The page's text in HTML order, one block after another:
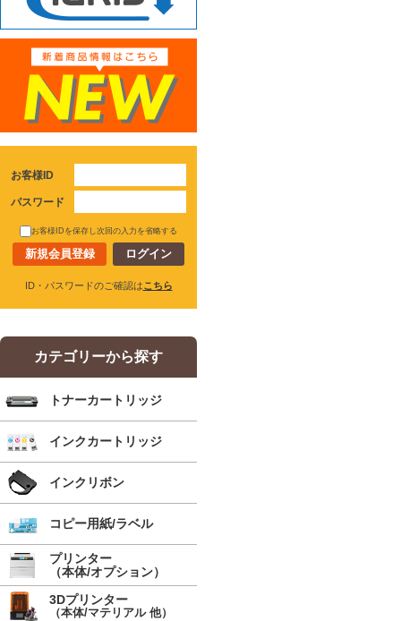
お客様ID
パスワード
お客様IDを保存し次回の入力を省略する
新規会員登録
ID・パスワードのご確認はこちら
カテゴリーから探す
トナーカートリッジ
インクカートリッジ
インクリボン
コピー用紙/ラベル
プリンター
（本体/オプション）
3Dプリンター
（本体/マテリアル 他）